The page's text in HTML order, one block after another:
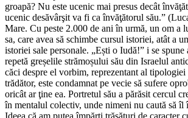
groapă? Nu este ucenic mai presus decât
ucenic desăvârşit va fi ca învăţătorul său.”
Mare. Cu peste 2.000 de ani în urmă, un om a
sa, care avea să schimbe cursul istoriei, atât a
istoriei sale personale. „Ești o Iudă!” i se spune
repetă greșelile strămoșului său din Israelul
căci despre el vorbim, reprezentant al
trădător, este condamnat pe vecie să sufere
oricât ar ţine ea. Portretul său a părăsit cercul
în mentalul colectiv, unde nimeni nu caută să îl